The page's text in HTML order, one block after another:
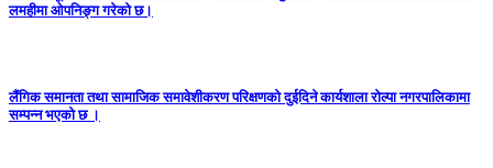
लमहीमा ओपनिङ्ग गरेको छ।
लैंगिक समानता तथा सामाजिक समावेशीकरण परिक्षणकाे दुईदिने कार्यशाला राेल्पा नगरपालिकामा
सम्पन्न भएको छ ।